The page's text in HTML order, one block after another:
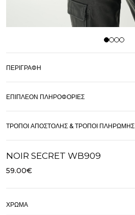
ΠΕΡΙΓΡΑΦΉ
ΕΠΙΠΛΈΟΝ ΠΛΗΡΟΦΟΡΊΕΣ
ΤΡΌΠΟΙ ΑΠΟΣΤΟΛΉΣ & ΤΡΌΠΟΙ ΠΛΗΡΩΜΉΣ
NOIR SECRET WB909
59.00€
ΧΡΏΜΑ